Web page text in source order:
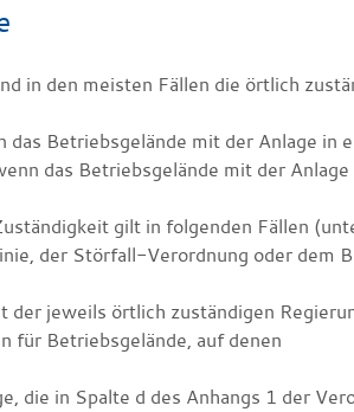
in den meisten Fällen die örtlich
das Betriebsgelände mit der Anlage in
das Betriebsgelände mit der
gilt in folgenden Fällen
der Störfall-Verordnung oder dem
der jeweils örtlich zuständigen
für Betriebsgelände, auf denen
die in Spalte d des Anhangs 1 der